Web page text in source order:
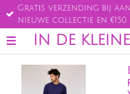
Ga
direct
naar
de
IN DE
Gratis verzending bij
nieuwe collectie en